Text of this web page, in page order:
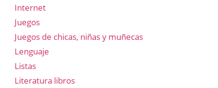
Internet
Juegos
Juegos de chicas, niñas y muñecas
Lenguaje
Listas
Literatura libros